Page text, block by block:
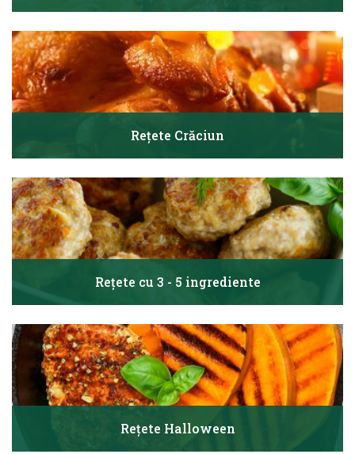
Rețete Crăciun
Rețete cu 3 - 5 ingrediente
Rețete Halloween